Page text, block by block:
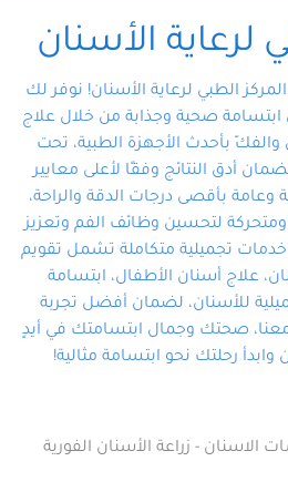
وتضمن لك حلاً شاملًا لجميع
المتخصص ذوي الخبرة، ستجد نفسك
في أيد أمينة تلبي احتياجاتك بكل
احترافية ودقة.
لرعاية الأسنان
الطبي لرعاية الأسنان! نوفر لك
صحية وجذابة من خلال علاج
بأحدث الأجهزة الطبية، تحت
أدق النتائج وفقًا لأعلى معايير
وعامة بأقصى درجات الدقة والراحة،
ومتحركة لتحسين وظائف الفم وتعزيز
تجميلية متكاملة تشمل تقويم
علاج أسنان الأطفال، ابتسامة
للأسنان، لضمان أفضل تجربة
صحتك وجمال ابتسامتك في أيدٍ
وابدأ رحلتك نحو ابتسامة مثالية!
الاسنان - زراعة الأسنان الفورية